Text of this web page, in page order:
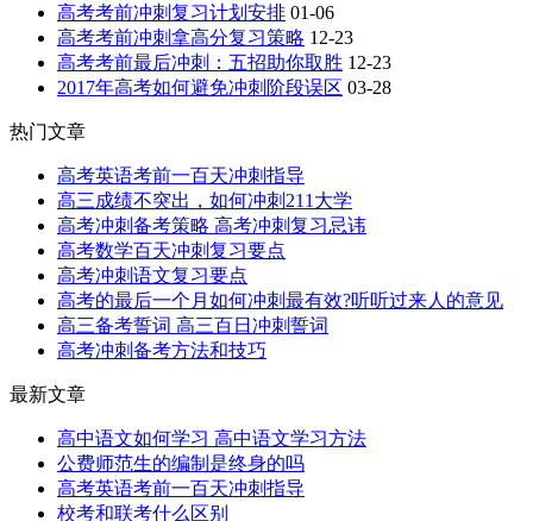
高考考前冲刺复习计划安排 01-06
高考考前冲刺拿高分复习策略 12-23
高考考前最后冲刺：五招助你取胜 12-23
2017年高考如何避免冲刺阶段误区 03-28
热门文章
高考英语考前一百天冲刺指导
高三成绩不突出，如何冲刺211大学
高考冲刺备考策略 高考冲刺复习忌讳
高考数学百天冲刺复习要点
高考冲刺语文复习要点
高考的最后一个月如何冲刺最有效?听听过来人的意见
高三备考誓词 高三百日冲刺誓词
高考冲刺备考方法和技巧
最新文章
高中语文如何学习 高中语文学习方法
公费师范生的编制是终身的吗
高考英语考前一百天冲刺指导
校考和联考什么区别